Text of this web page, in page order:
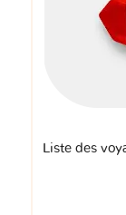
Liste des